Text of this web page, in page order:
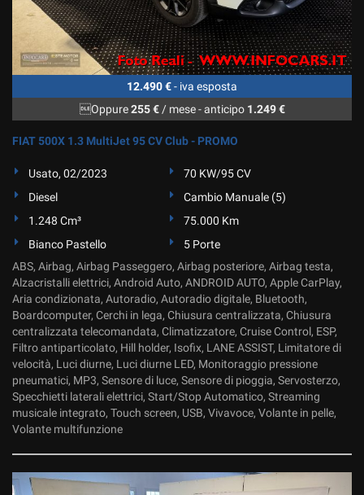
12.490 €- iva esposta
Oppure255 €/ mese-anticipo 1.249 €
FIAT 500X 1.3 MultiJet 95 CV Club - PROMO
Usato, 02/2023
70 KW/95 CV
Diesel
Cambio Manuale (5)
1.248 Cm³
75.000 Km
Bianco Pastello
5 Porte
ABS, Airbag, Airbag Passeggero, Airbag posteriore, Airbag testa,
Alzacristalli elettrici, Android Auto, ANDROID AUTO, Apple CarPlay,
Aria condizionata, Autoradio, Autoradio digitale, Bluetooth,
Boardcomputer, Cerchi in lega, Chiusura centralizzata, Chiusura
centralizzata telecomandata, Climatizzatore, Cruise Control, ESP,
Filtro antiparticolato, Hill holder, Isofix, LANE ASSIST, Limitatore di
velocità, Luci diurne, Luci diurne LED, Monitoraggio pressione
pneumatici, MP3, Sensore di luce, Sensore di pioggia, Servosterzo,
Specchietti laterali elettrici, Start/Stop Automatico, Streaming
musicale integrato, Touch screen, USB, Vivavoce, Volante in pelle,
Volante multifunzione